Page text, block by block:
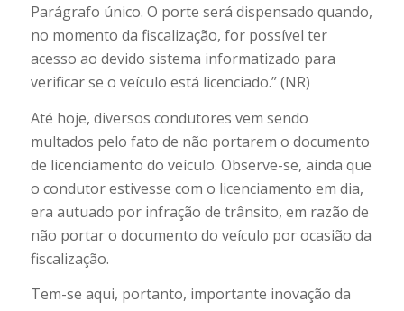
Parágrafo único. O porte será dispensado quando,
no momento da fiscalização, for possível ter
acesso ao devido sistema informatizado para
verificar se o veículo está licenciado.” (NR)
Até hoje, diversos condutores vem sendo
multados pelo fato de não portarem o documento
de licenciamento do veículo. Observe-se, ainda que
o condutor estivesse com o licenciamento em dia,
era autuado por infração de trânsito, em razão de
não portar o documento do veículo por ocasião da
fiscalização.
Tem-se aqui, portanto, importante inovação da